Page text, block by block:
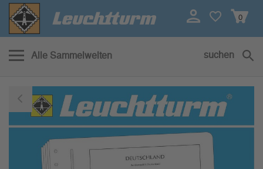
0
Alle Sammelwelten suchen